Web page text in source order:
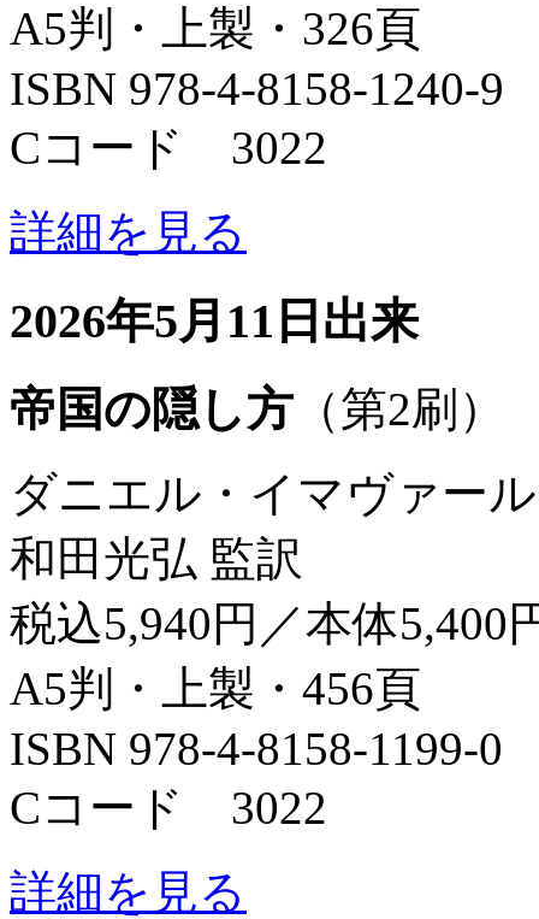
A5判・上製・326頁
ISBN 978-4-8158-1240-9
Cコード 3022
詳細を見る
2026年5月11日出来
帝国の隠し方 （第2刷）
ダニエル・イマヴァー
和田光弘 監訳
税込5,940円／本体5,400
A5判・上製・456頁
ISBN 978-4-8158-1199-0
Cコード 3022
詳細を見る